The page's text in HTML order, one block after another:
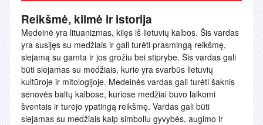
Reikšmė, kilmė ir istorija
Medeinė yra lituanizmas, kilęs iš lietuvių kalbos. Šis vardas
yra susijęs su medžiais ir gali turėti prasmingą reikšmę,
siejamą su gamta ir jos grožiu bei stiprybe. Šis vardas gali
būti siejamas su medžiais, kurie yra svarbūs lietuvių
kultūroje ir mitologijoje. Medeinės vardas gali turėti šaknis
senovės baltų kalbose, kuriose medžiai buvo laikomi
šventais ir turėjo ypatingą reikšmę. Vardas gali būti
siejamas su medžiais kaip simboliu gyvybės, augimo ir